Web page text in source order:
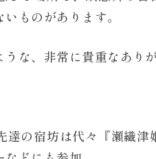
ものがあります。
な、非常に貴重なあり
達の宿坊は代々『瀬織